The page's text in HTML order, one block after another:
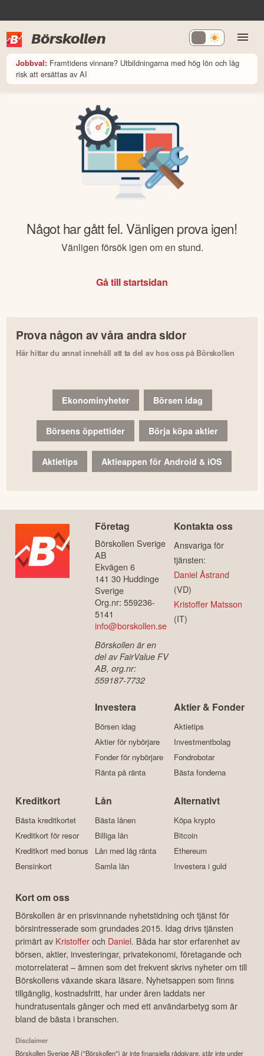
Börskollen
Jobbval: Framtidens vinnare? Utbildningarna med hög lön och låg
risk att ersättas av AI
Något har gått fel. Vänligen prova igen!
Vänligen försök igen om en stund.
Gå till startsidan
Prova någon av våra andra sidor
Här hittar du annat innehåll att ta del av hos oss på Börskollen
Ekonominyheter Börsen idag
Börsens öppettider Börja köpa aktier
Aktietips Aktieappen för Android & iOS
Företag
Börskollen Sverige
AB
Ekvägen 6
141 30 Huddinge
Sverige
Org.nr: 559236-
5141
info@borskollen.se
Börskollen är en
del av FairValue FV
AB, org.nr:
559187-7732
Kontakta oss
Ansvariga för
tjänsten:
Daniel Åstrand
(VD)
Kristoffer Matsson
(IT)
Investera
Börsen idag
Aktier för nybörjare
Fonder för nybörjare
Ränta på ränta
Aktier & Fonder
Aktietips
Investmentbolag
Fondrobotar
Bästa fonderna
Kreditkort
Bästa kreditkortet
Kreditkort för resor
Kreditkort med bonus
Bensinkort
Lån
Bästa lånen
Billiga lån
Lån med låg ränta
Samla lån
Alternativt
Köpa krypto
Bitcoin
Ethereum
Investera i guld
Kort om oss
Börskollen är en prisvinnande nyhetstidning och tjänst för
börsintresserade som grundades 2015. Idag drivs tjänsten
primärt av Kristofferoch Daniel. Båda har stor erfarenhet av
börsen, aktier, investeringar, privatekonomi, företagande och
motorrelaterat – ämnen som det frekvent skrivs nyheter om till
Börskollens växande skara läsare. Nyhetsappen som finns
tillgänglig, kostnadsfritt, har under åren laddats ner
hundratusentals gånger och med ett användarbetyg som är
bland de bästa i branschen.
Disclaimer
Börskollen Sverige AB ("Börskollen") är inte finansiella rådgivare, står inte under